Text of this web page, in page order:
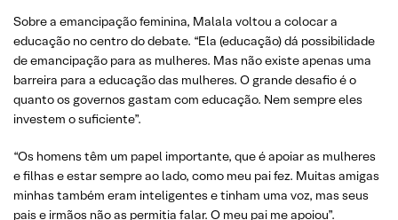
Sobre a emancipação feminina, Malala voltou a colocar a
educação no centro do debate. “Ela (educação) dá possibilidade
de emancipação para as mulheres. Mas não existe apenas uma
barreira para a educação das mulheres. O grande desafio é o
quanto os governos gastam com educação. Nem sempre eles
investem o suficiente”.
“Os homens têm um papel importante, que é apoiar as mulheres
e filhas e estar sempre ao lado, como meu pai fez. Muitas amigas
minhas também eram inteligentes e tinham uma voz, mas seus
pais e irmãos não as permitia falar. O meu pai me apoiou”.